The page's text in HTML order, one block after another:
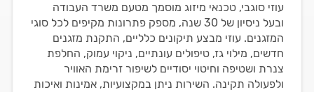
עוזי סוגבי, טכנאי מיזוג מוסמך מטעם משרד העבודה
ובעל ניסיון של 30 שנה, מספק פתרונות מקיפים לכל סוגי
המזגנים. עוזי מבצע תיקונים כלליים, התקנת מזגנים
חדשים, מילוי גז, טיפולים עונתיים, ניקוי עמוק, החלפת
צנרת ושטיפה וחיטוי יסודיים לשיפור זרימת האוויר
ולפעולה תקינה. השירות ניתן במקצועיות, אמינות ואיכות